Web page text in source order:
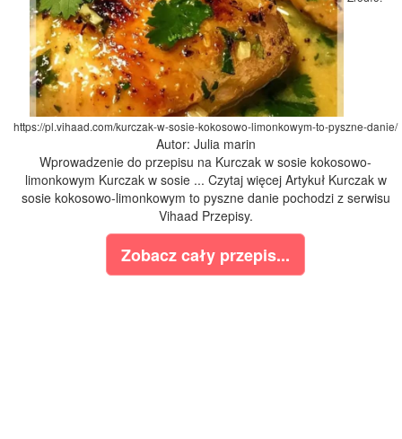
https://pl.vihaad.com/kurczak-w-sosie-kokosowo-limonkowym-to-pyszne-danie/
Autor: Julia marin
Wprowadzenie do przepisu na Kurczak w sosie kokosowo-
limonkowym Kurczak w sosie ... Czytaj więcej Artykuł Kurczak w
sosie kokosowo-limonkowym to pyszne danie pochodzi z serwisu
Vihaad Przepisy.
Zobacz cały przepis...